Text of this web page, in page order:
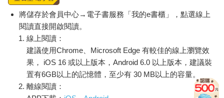
將儲存於會員中心→電子書服務「我的e書櫃」，點選線上
閱讀直接開啟閱讀。
線上閱讀：
建議使用Chrome、Microsoft Edge 有較佳的線上瀏覽效
果， iOS 16 或以上版本，Android 6.0 以上版本，建議裝
置有6GB以上的記憶體，至少有 30 MB以上的容量。
離線閱讀：